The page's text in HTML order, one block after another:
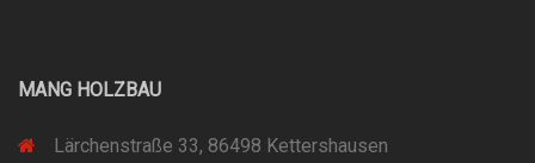
MANG HOLZBAU
Lärchenstraße 33, 86498 Kettershausen